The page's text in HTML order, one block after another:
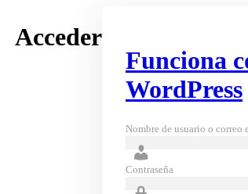
Acceder
Funciona
WordPress
Nombre de usuario o correo
Contraseña